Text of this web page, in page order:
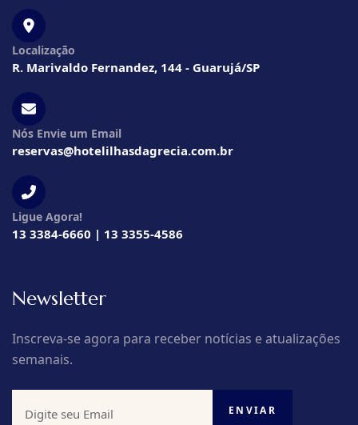
Localização
R. Marivaldo Fernandez, 144 - Guarujá/SP
Nós Envie um Email
reservas@hotelilhasdagrecia.com.br
Ligue Agora!
13 3384-6660 | 13 3355-4586
Newsletter
Inscreva-se agora para receber notícias e atualizações
semanais.